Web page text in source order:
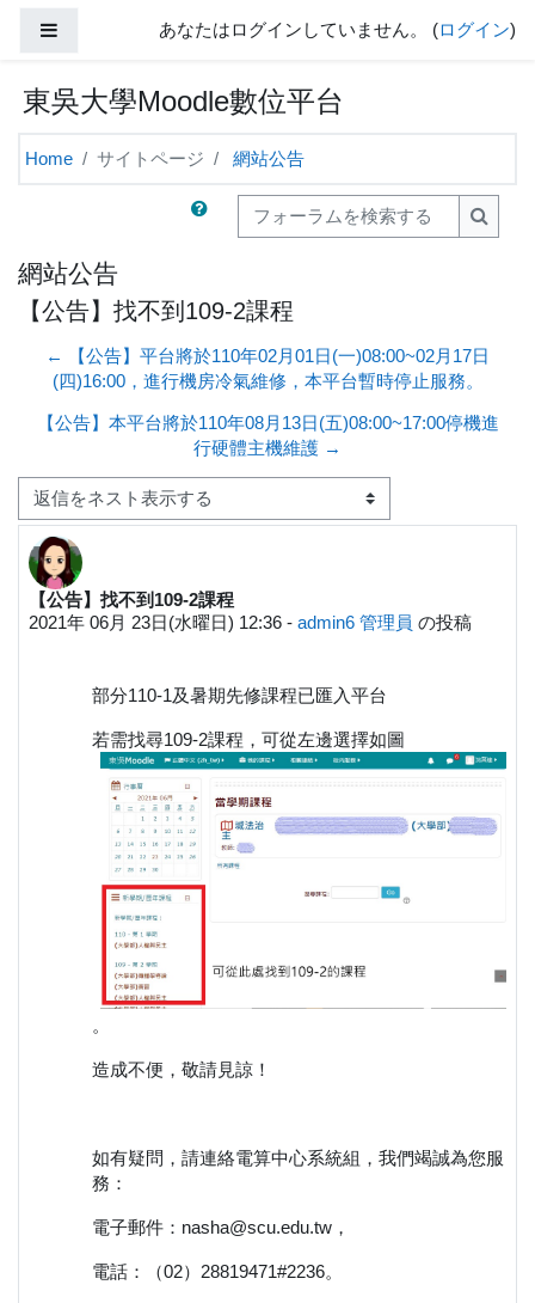
サイドパネルあなたはログインしていません。 (ログイン)
東吳大學Moodle數位平台
Home サイトページ 網站公告
フォーラムを検索する
フォ
網站公告
【公告】找不到109-2課程
← 【公告】平台將於110年02月01日(一)08:00~02月17日
(四)16:00，進行機房冷氣維修，本平台暫時停止服務。
【公告】本平台將於110年08月13日(五)08:00~17:00停機進
行硬體主機維護 →
表示モード
【公告】找不到109-2課程
2021年 06月 23日(水曜日) 12:36 - admin6 管理員 の投稿
返信数: 0
部分110-1及暑期先修課程已匯入平台
若需找尋109-2課程，可從左邊選擇如圖
。
造成不便，敬請見諒！
如有疑問，請連絡電算中心系統組，我們竭誠為您服
務：
電子郵件：nasha@scu.edu.tw，
電話：（02）28819471#2236。